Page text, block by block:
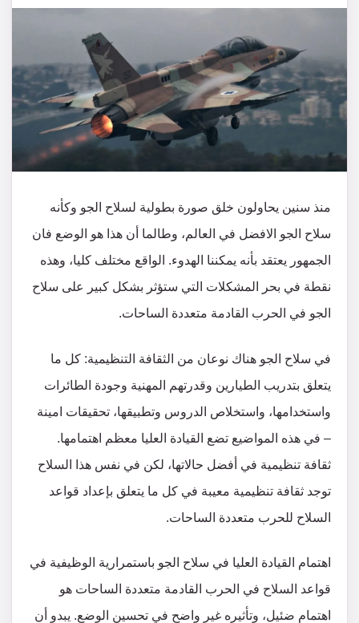
منذ سنين يحاولون خلق صورة بطولية لسلاح الجو وكأنه
سلاح الجو الافضل في العالم، وطالما أن هذا هو الوضع فان
الجمهور يعتقد بأنه يمكننا الهدوء. الواقع مختلف كليا، وهذه
نقطة في بحر المشكلات التي ستؤثر بشكل كبير على سلاح
الجو في الحرب القادمة متعددة الساحات.
في سلاح الجو هناك نوعان من الثقافة التنظيمية: كل ما
يتعلق بتدريب الطيارين وقدرتهم المهنية وجودة الطائرات
واستخدامها، واستخلاص الدروس وتطبيقها، تحقيقات امينة
– في هذه المواضيع تضع القيادة العليا معظم اهتمامها.
ثقافة تنظيمية في أفضل حالاتها، لكن في نفس هذا السلاح
توجد ثقافة تنظيمية معيبة في كل ما يتعلق بإعداد قواعد
السلاح للحرب متعددة الساحات.
اهتمام القيادة العليا في سلاح الجو باستمرارية الوظيفية في
قواعد السلاح في الحرب القادمة متعددة الساحات هو
اهتمام ضئيل، وتأثيره غير واضح في تحسين الوضع. يبدو أن